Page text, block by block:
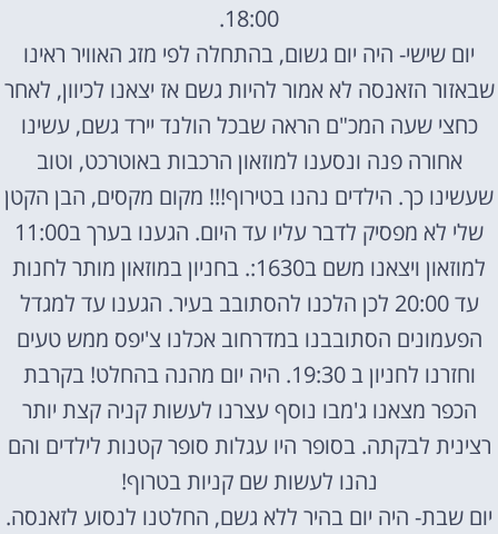
18:00.
יום שישי- היה יום גשום, בהתחלה לפי מזג האוויר ראינו
שבאזור הזאנסה לא אמור להיות גשם אז יצאנו לכיוון, לאחר
כחצי שעה המכ"ם הראה שבכל הולנד יירד גשם, עשינו
אחורה פנה ונסענו למוזאון הרכבות באוטרכט, וטוב
שעשינו כך. הילדים נהנו בטירוף!!! מקום מקסים, הבן הקטן
שלי לא מפסיק לדבר עליו עד היום. הגענו בערך ב11:00
למוזאון ויצאנו משם ב1630:. בחניון במוזאון מותר לחנות
עד 20:00 לכן הלכנו להסתובב בעיר. הגענו עד למגדל
הפעמונים הסתובבנו במדרחוב אכלנו צ'יפס ממש טעים
וחזרנו לחניון ב 19:30. היה יום מהנה בהחלט! בקרבת
הכפר מצאנו ג'מבו נוסף עצרנו לעשות קניה קצת יותר
רצינית לבקתה. בסופר היו עגלות סופר קטנות לילדים והם
נהנו לעשות שם קניות בטרוף!
יום שבת- היה יום בהיר ללא גשם, החלטנו לנסוע לזאנסה.